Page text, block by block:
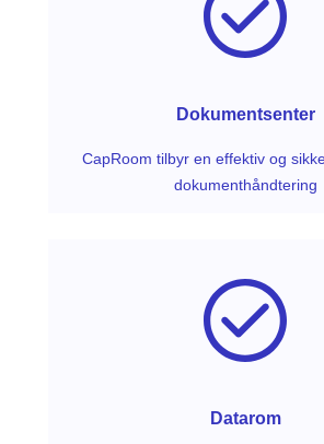
Dokumentsenter
CapRoom tilbyr en effektiv og
dokumenthåndtering
Datarom